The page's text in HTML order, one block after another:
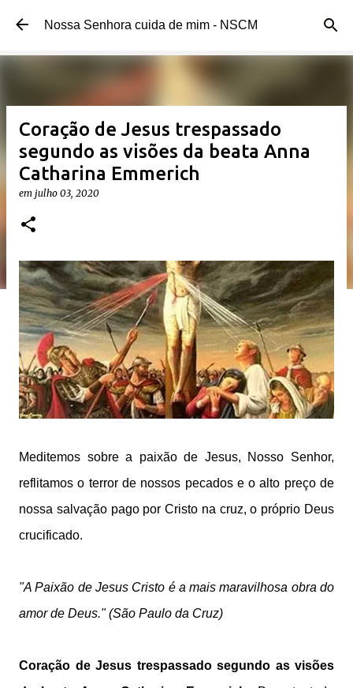
Pular para o conteúdo principal
Nossa Senhora cuida de mim - NSCM
Coração de Jesus trespassado
segundo as visões da beata Anna
Catharina Emmerich
em julho 03, 2020
Meditemos sobre a paixão de Jesus, Nosso Senhor,
reflitamos o terror de nossos pecados e o alto preço de
nossa salvação pago por Cristo na cruz, o próprio Deus
crucificado.
"A Paixão de Jesus Cristo é a mais maravilhosa obra do
amor de Deus." (São Paulo da Cruz)
Coração de Jesus trespassado segundo as visões